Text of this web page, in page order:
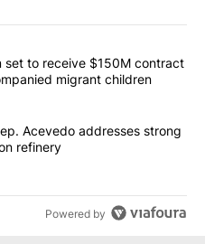
commented articles in the last
law firm set to receive
set to receive $150M contract
migrant children
smell? Rep. Acevedo
Acevedo addresses strong
refinery
Powered by